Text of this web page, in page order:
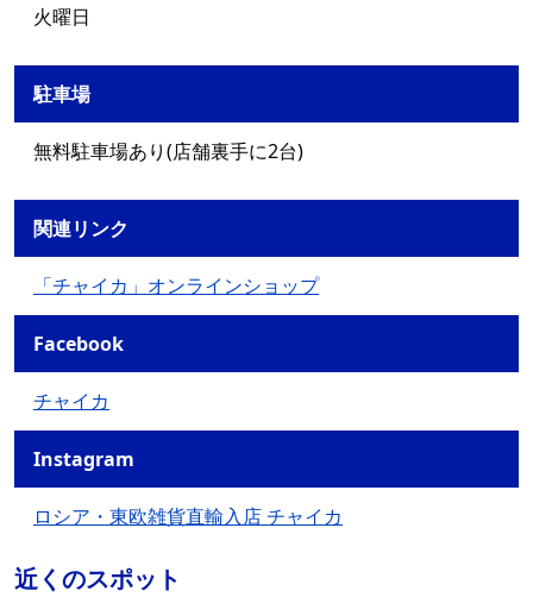
火曜日
駐車場
無料駐車場あり(店舗裏手に2台)
関連リンク
「チャイカ」オンラインショップ
Facebook
チャイカ
Instagram
ロシア・東欧雑貨直輸入店 チャイカ
近くのスポット